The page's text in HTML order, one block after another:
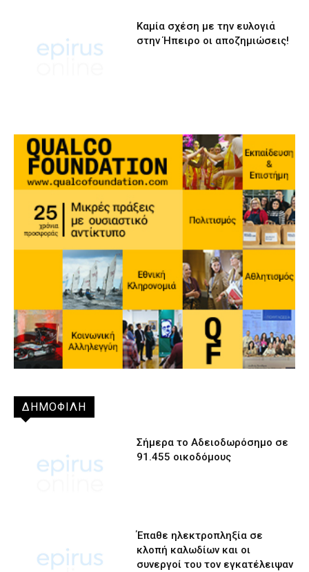
Καμία σχέση με την ευλογιά
στην Ήπειρο οι αποζημιώσεις!
ΔΗΜΟΦΙΛΗ
Σήμερα το Αδειοδωρόσημο σε
91.455 οικοδόμους
Έπαθε ηλεκτροπληξία σε
κλοπή καλωδίων και οι
συνεργοί του τον εγκατέλειψαν